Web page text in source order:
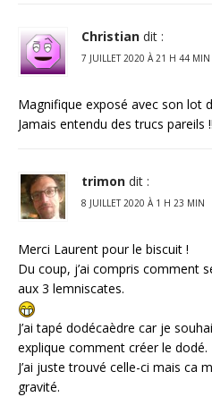
Christian dit :
7 JUILLET 2020 À 21 H 44 MIN
Magnifique exposé avec son lot
Jamais entendu des trucs pareils !!
trimon dit :
8 JUILLET 2020 À 1 H 23 MIN
Merci Laurent pour le biscuit !
Du coup, j’ai compris comment
aux 3 lemniscates.
J’ai tapé dodécaèdre car je
explique comment créer le dodé.
J’ai juste trouvé celle-ci mais ca
gravité.